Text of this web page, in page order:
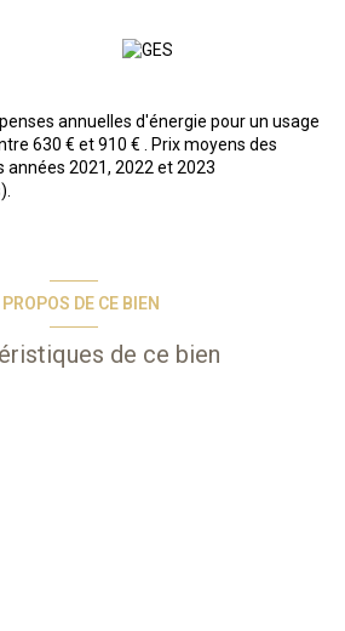
équipés avec terrasse. Après
ou dans la piscine couverte
!
2 pièces avec terrasse situé dans
place de parking. Composé d'une
un bien immobilier, et Odalys s'occupe de
entretien, etc. Vous bénéficiez d’une
risques auxquels ce bien est exposé sont
annuelles d'énergie pour un usage
630 € et 910 € . Prix moyens des
années 2021, 2022 et 2023
DE CE BIEN
de ce bien